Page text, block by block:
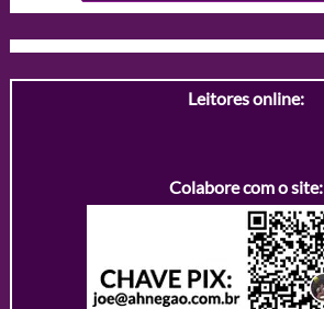
Leitores online:
Colabore com o site: